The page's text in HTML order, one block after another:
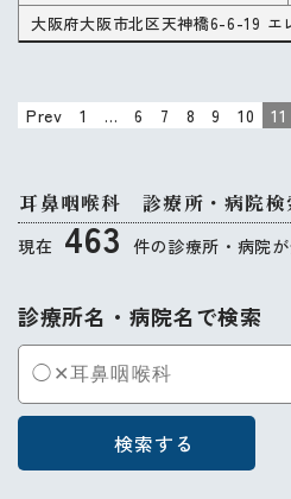
大阪府大阪市北区天神橋6-6-19 エ
Prev 1 … 6 7 8 9 10 11
耳鼻咽喉科 診療所・病院検
現在 463 件の診療所・病院
診療所名・病院名で検索
検索する